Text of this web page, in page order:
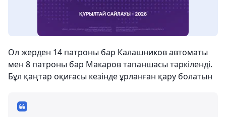
Ол жерден 14 патроны бар Калашников автоматы
мен 8 патроны бар Макаров тапаншасы тәркіленді.
Бұл қаңтар оқиғасы кезінде ұрланған қару болатын